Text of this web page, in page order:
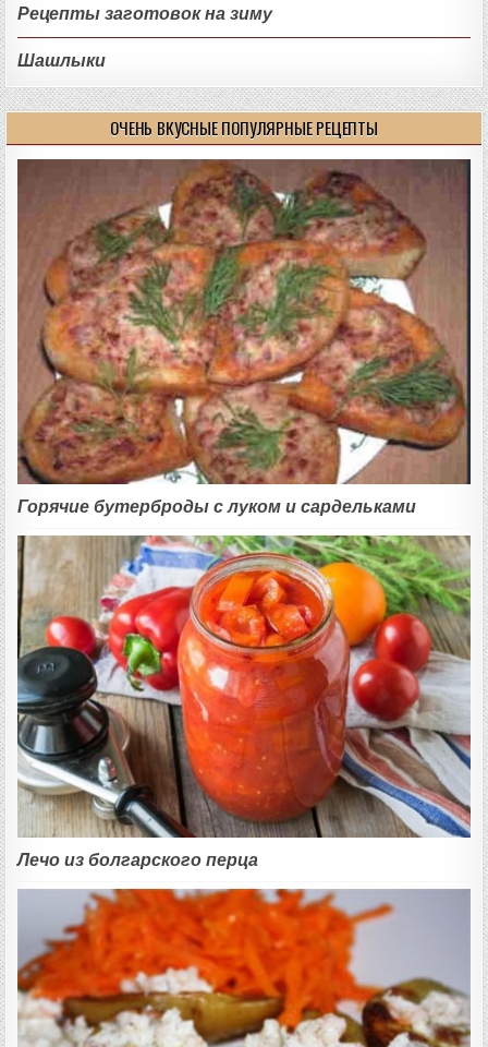
Рецепты заготовок на зиму
Шашлыки
ОЧЕНЬ ВКУСНЫЕ ПОПУЛЯРНЫЕ РЕЦЕПТЫ
Горячие бутерброды с луком и сардельками
Лечо из болгарского перца